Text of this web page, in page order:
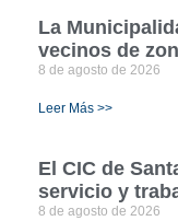
La
vecinos de
8 de agosto de 2026
Leer Más >>
El CIC de
servicio y
8 de agosto de 2026